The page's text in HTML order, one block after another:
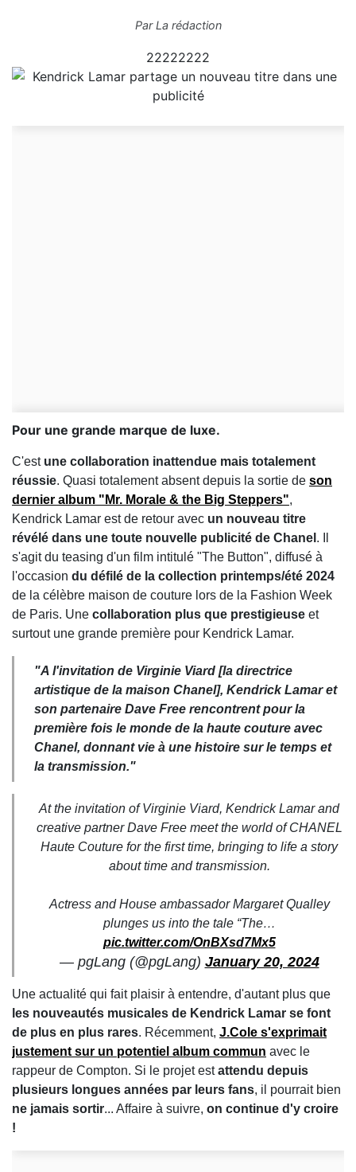
ParLa rédaction
22222222
Pour une grande marque de luxe.
C'est une collaboration inattendue mais totalement
réussie. Quasi totalement absent depuis la sortie de son
dernier album "Mr. Morale & the Big Steppers",
Kendrick Lamar est de retour avec un nouveau titre
révélé dans une toute nouvelle publicité de Chanel . Il
s'agit du teasing d'un film intitulé "The Button", diffusé à
l'occasion du défilé de la collection printemps/été 2024
de la célèbre maison de couture lors de la Fashion Week
de Paris. Une collaboration plus que prestigieuse et
surtout une grande première pour Kendrick Lamar.
"A l'invitation de Virginie Viard [la directrice
artistique de la maison Chanel], Kendrick Lamar et
son partenaire Dave Free rencontrent pour la
première fois le monde de la haute couture avec
Chanel, donnant vie à une histoire sur le temps et
la transmission."
At the invitation of Virginie Viard, Kendrick Lamar and
creative partner Dave Free meet the world of CHANEL
Haute Couture for the first time, bringing to life a story
about time and transmission.
Actress and House ambassador Margaret Qualley
plunges us into the tale “The…
pic.twitter.com/OnBXsd7Mx5
— pgLang (@pgLang) January 20, 2024
Une actualité qui fait plaisir à entendre, d'autant plus que
les nouveautés musicales de Kendrick Lamar se font
de plus en plus rares. Récemment, J.Cole s'exprimait
justement sur un potentiel album commun avec le
rappeur de Compton. Si le projet estattendu depuis
plusieurs longues années par leurs fans, il pourrait bien
ne jamais sortir... Affaire à suivre, on continue d'y croire
!